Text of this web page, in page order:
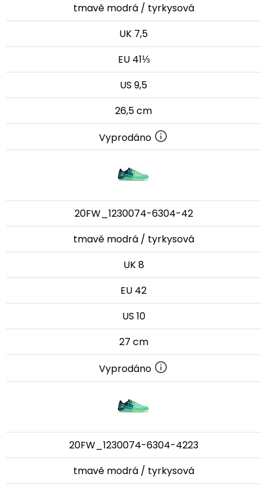
tmavě modrá / tyrkysová
UK 7,5
EU 41⅓
US 9,5
26,5 cm
Vyprodáno
20FW_1230074-6304-42
tmavě modrá / tyrkysová
UK 8
EU 42
US 10
27 cm
Vyprodáno
20FW_1230074-6304-4223
tmavě modrá / tyrkysová